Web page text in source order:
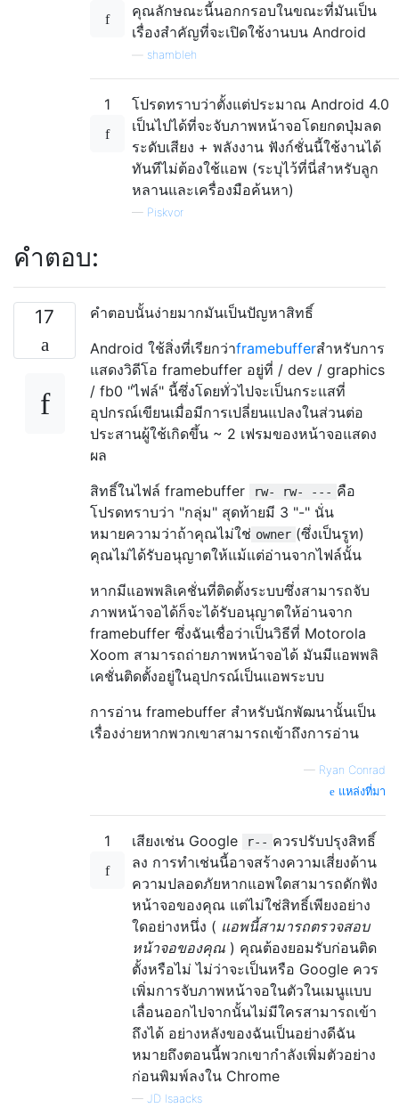
คุณลักษณะนี้นอกกรอบในขณะที่มันเป็น
เรื่องสำคัญที่จะเปิดใช้งานบน Android
shambleh
1
โปรดทราบว่าตั้งแต่ประมาณ Android 4.0
เป็นไปได้ที่จะจับภาพหน้าจอโดยกดปุ่มลด
ระดับเสียง + พลังงาน ฟังก์ชั่นนี้ใช้งานได้
ทันทีไม่ต้องใช้แอพ (ระบุไว้ที่นี่สำหรับลูก
หลานและเครื่องมือค้นหา)
— Piskvor
คำตอบ:
17
คำตอบนั้นง่ายมากมันเป็นปัญหาสิทธิ์
Android ใช้สิ่งที่เรียกว่าframebufferสำหรับการ
แสดงวิดีโอ framebuffer อยู่ที่ / dev / graphics
/ fb0 "ไฟล์" นี้ซึ่งโดยทั่วไปจะเป็นกระแสที่
อุปกรณ์เขียนเมื่อมีการเปลี่ยนแปลงในส่วนต่อ
ประสานผู้ใช้เกิดขึ้น ~ 2 เฟรมของหน้าจอแสดง
ผล
สิทธิ์ในไฟล์ framebuffer
rw- rw- --- คือ
โปรดทราบว่า "กลุ่ม" สุดท้ายมี 3 "-" นั่น
หมายความว่าถ้าคุณไม่ใช่ owner (ซึ่งเป็นรูท)
คุณไม่ได้รับอนุญาตให้แม้แต่อ่านจากไฟล์นั้น
หากมีแอพพลิเคชั่นที่ติดตั้งระบบซึ่งสามารถจับ
ภาพหน้าจอได้ก็จะได้รับอนุญาตให้อ่านจาก
framebuffer ซึ่งฉันเชื่อว่าเป็นวิธีที่ Motorola
Xoom สามารถถ่ายภาพหน้าจอได้ มันมีแอพพลิ
เคชั่นติดตั้งอยู่ในอุปกรณ์เป็นแอพระบบ
การอ่าน framebuffer สำหรับนักพัฒนานั้นเป็น
เรื่องง่ายหากพวกเขาสามารถเข้าถึงการอ่าน
— Ryan Conrad
แหล่งที่มา
1 เสียงเช่น Google r-- ควรปรับปรุงสิทธิ์
ลง การทำเช่นนี้อาจสร้างความเสี่ยงด้าน
ความปลอดภัยหากแอพใดสามารถดักฟัง
หน้าจอของคุณ แต่ไม่ใช่สิทธิ์เพียงอย่าง
ใดอย่างหนึ่ง ( แอพนี้สามารถตรวจสอบ
หน้าจอของคุณ ) คุณต้องยอมรับก่อนติด
ตั้งหรือไม่ ไม่ว่าจะเป็นหรือ Google ควร
เพิ่มการจับภาพหน้าจอในตัวในเมนูแบบ
เลื่อนออกไปจากนั้นไม่มีใครสามารถเข้า
ถึงได้ อย่างหลังของฉันเป็นอย่างดีฉัน
หมายถึงตอนนี้พวกเขากำลังเพิ่มตัวอย่าง
ก่อนพิมพ์ลงใน Chrome
— JD Isaacks